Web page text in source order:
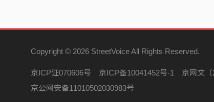
Copyright © 2026 StreetVoice All Rights Reserved.
京ICP证070606号 京ICP备10041452号-1
京网文
京公网安备11010502030983号